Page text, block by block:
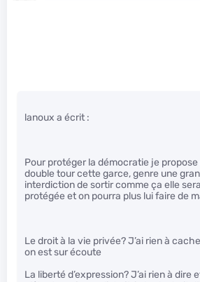
lanoux a écrit :
Pour protéger la démocratie je propose
double tour cette garce, genre une
interdiction de sortir comme ça elle
protégée et on pourra plus lui faire de
Le droit à la vie privée? J’ai rien à
on est sur écoute
La liberté d’expression? J’ai rien à dire